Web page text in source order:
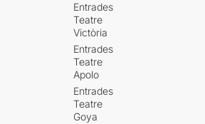
Entrades
Teatre
Victòria
Entrades
Teatre
Apolo
Entrades
Teatre
Goya